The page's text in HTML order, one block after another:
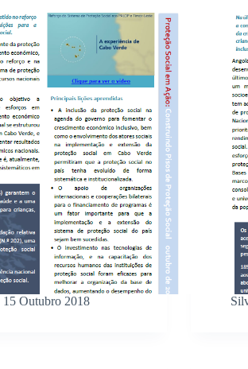
15 Outubro 2018